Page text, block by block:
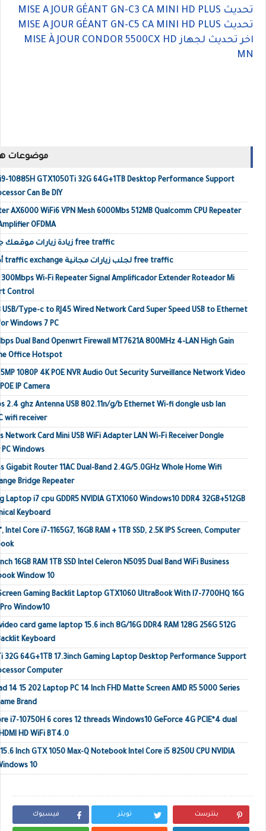
تحديث MISE A JOUR GÉANT GN-C3 CA MINI HD PLUS
تحديث MISE A JOUR GÉANT GN-C5 CA MINI HD PLUS
اخر تحديث لجهاز MISE À JOUR CONDOR 5500CX HD
MN
موضوعات
10885H GTX1050Ti 32G 64G+1TB Desktop Performance Support
Can Be DIY
AX6000 WiFi6 VPN Mesh 6000Mbs 512MB Qualcomm CPU Repeater
OFDMA
زيادة زيارات موقعك جلب زيارات حقيقية أجنبية free traffic
أفضل مواقع تبادل الزيارات traffic exchange لجلب زيارات مجانية free traffic
Wi-Fi Repeater Signal Amplificador Extender Roteador Mi
Control
USB/Type-c to RJ45 Wired Network Card Super Speed USB to Ethernet
Windows 7 PC
Dual Band Openwrt Firewall MT7621A 800MHz 4-LAN High Gain
Office Hotspot
1080P 4K POE NVR Audio Out Security Surveillance Network Video
IP Camera
2.4 ghz Antenna USB 802.11n/g/b Ethernet Wi-fi dongle usb lan
wifi receiver
Network Card Mini USB WiFi Adapter LAN Wi-Fi Receiver Dongle
Windows
Gigabit Router 11AC Dual-Band 2.4G/5.0GHz Whole Home Wifi
Bridge Repeater
Laptop i7 cpu GDDR5 NVIDIA GTX1060 Windows10 DDR4 32GB+512GB
Keyboard
Core i7-1165G7, 16GB RAM + 1TB SSD, 2.5K IPS Screen, Computer
16GB RAM 1TB SSD Intel Celeron N5095 Dual Band WiFi Business
Window 10
Gaming Backlit Laptop GTX1060 UltraBook With I7-7700HQ 16G
Pro Window10
card game laptop 15.6 inch 8G/16G DDR4 RAM 128G 256G 512G
Keyboard
32G 64G+1TB 17.3inch Gaming Laptop Desktop Performance Support
Computer
14 15 202 Laptop PC 14 Inch FHD Matte Screen AMD R5 5000 Series
Brand
i7-10750H 6 cores 12 threads Windows10 GeForce 4G PCIE*4 dual
HD WiFi BT4.0
Inch GTX 1050 Max-Q Notebook Intel Core i5 8250U CPU NVIDIA
10
فيسبوك تويتر بنترست